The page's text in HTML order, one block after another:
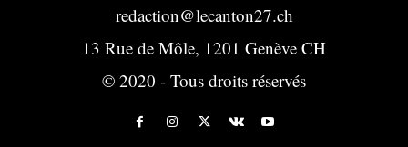
redaction@lecanton27.ch
13 Rue de Môle, 1201 Genève CH
© 2020 - Tous droits réservés